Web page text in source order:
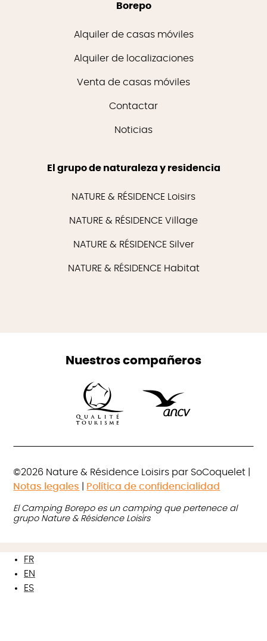
Borepo
Alquiler de casas móviles
Alquiler de localizaciones
Venta de casas móviles
Contactar
Noticias
El grupo de naturaleza y residencia
NATURE & RÉSIDENCE Loisirs
NATURE & RÉSIDENCE Village
NATURE & RÉSIDENCE Silver
NATURE & RÉSIDENCE Habitat
Nuestros compañeros
©2026 Nature & Résidence Loisirs par SoCoquelet |
Notas legales
Política de confidencialidad
El Camping Borepo es un camping que pertenece al
grupo Nature & Résidence Loisirs
FR
EN
ES